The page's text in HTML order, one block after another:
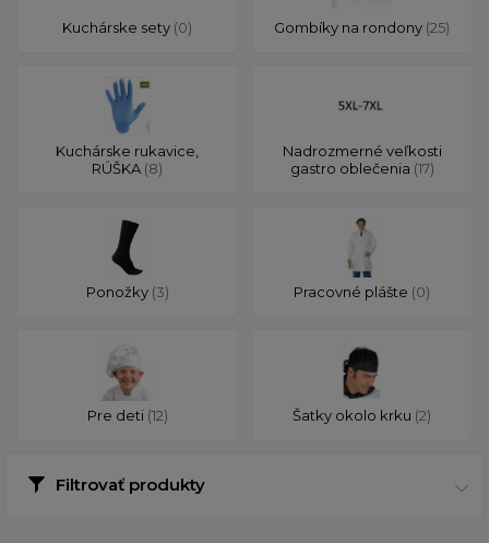
Kuchárske sety (0) Gombíky na rondony (25)
Kuchárske rukavice,
RÚŠKA (8)
Nadrozmerné veľkosti
gastro oblečenia (17)
Ponožky (3) Pracovné plášte (0)
Pre deti (12) Šatky okolo krku (2)
Filtrovať produkty